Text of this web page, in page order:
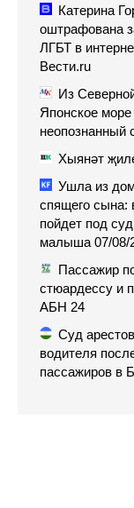
Катерина
оштрафована
ЛГБТ в
Вести.ru
Из
Японское
неопознанный
Хыянәт
Ушла из
спящего сына:
пойдет под
малыша 07/08/
Пассажир
стюардессу и
АБН 24
Суд
водителя
пассажиров в